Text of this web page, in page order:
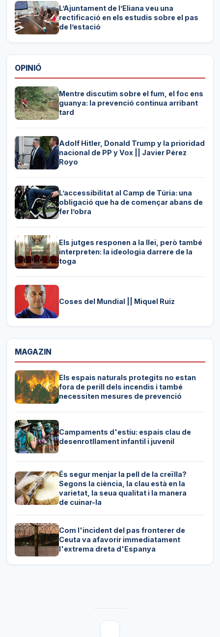
L’Ajuntament de l’Eliana veu una
rectificació en els estudis sobre el pas
de l’estació
OPINIÓ
Mentre discutim sobre el fum, el foc ens
guanya: la prevenció continua arribant
tard
Adolf Hitler, Donald Trump y la prioridad
nacional de PP y Vox || Javier Pérez
Royo
L’accessibilitat al Camp de Túria: una
obligació que ha de començar abans de
fer l’obra
Els jutges responen a la llei, però també
interpreten: la ideologia darrere de la
toga
Coses del Mundial || Miquel Ruiz
MAGAZIN
Els espais naturals protegits no estan
fora de perill dels incendis i també
necessiten mesures de prevenció
Campaments d'estiu: espais clau de
desenrotllament infantil i juvenil
És segur menjar la pell de la creïlla?
Segons la ciència, la clau està en la
varietat, la seua qualitat i la manera
de cuinar-la
Com l'incident del pas fronterer de
Ceuta va afavorir immediatament
l'extrema dreta d'Espanya